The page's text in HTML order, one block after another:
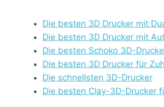
Die besten 3D Drucker mit
Die besten 3D Drucker mit
Die besten Schoko 3D-
Die besten 3D Drucker für
Die schnellsten 3D-Drucker
Die besten Clay-3D-Drucker